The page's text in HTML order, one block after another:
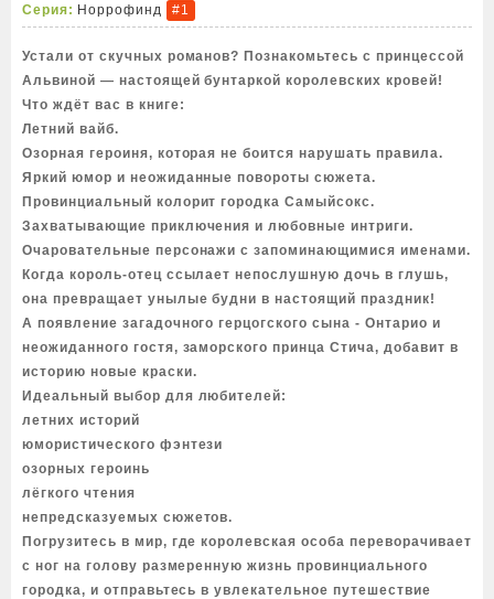
Серия: Норрофинд #1
Устали от скучных романов? Познакомьтесь с принцессой
Альвиной — настоящей бунтаркой королевских кровей!
Что ждёт вас в книге:
Летний вайб.
Озорная героиня, которая не боится нарушать правила.
Яркий юмор и неожиданные повороты сюжета.
Провинциальный колорит городка Самыйсокс.
Захватывающие приключения и любовные интриги.
Очаровательные персонажи с запоминающимися именами.
Когда король-отец ссылает непослушную дочь в глушь,
она превращает унылые будни в настоящий праздник!
А появление загадочного герцогского сына - Онтарио и
неожиданного гостя, заморского принца Стича, добавит в
историю новые краски.
Идеальный выбор для любителей:
летних историй
юмористического фэнтези
озорных героинь
лёгкого чтения
непредсказуемых сюжетов.
Погрузитесь в мир, где королевская особа переворачивает
с ног на голову размеренную жизнь провинциального
городка, и отправьтесь в увлекательное путешествие